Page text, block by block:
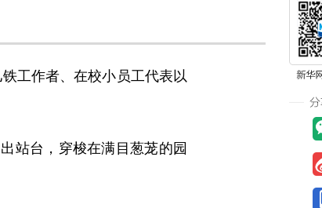
工作者、在校小员工代表以
站台，穿梭在满目葱茏的园